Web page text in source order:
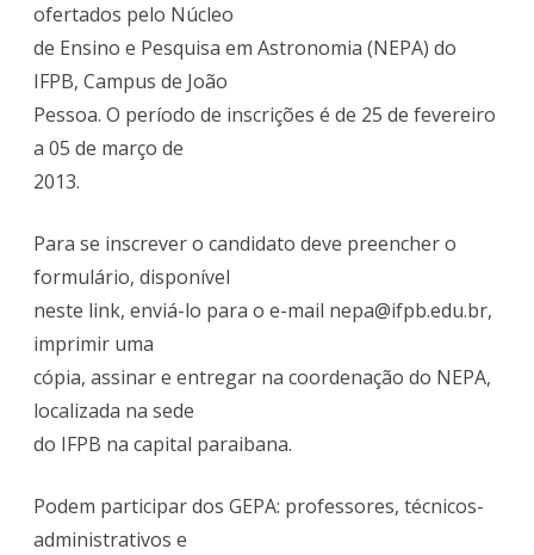
ofertados pelo Núcleo
de Ensino e Pesquisa em Astronomia (NEPA) do
IFPB, Campus de João
Pessoa. O período de inscrições é de 25 de fevereiro
a 05 de março de
2013.
Para se inscrever o candidato deve preencher o
formulário, disponível
neste link, enviá-lo para o e-mail nepa@ifpb.edu.br,
imprimir uma
cópia, assinar e entregar na coordenação do NEPA,
localizada na sede
do IFPB na capital paraibana.
Podem participar dos GEPA: professores, técnicos-
administrativos e